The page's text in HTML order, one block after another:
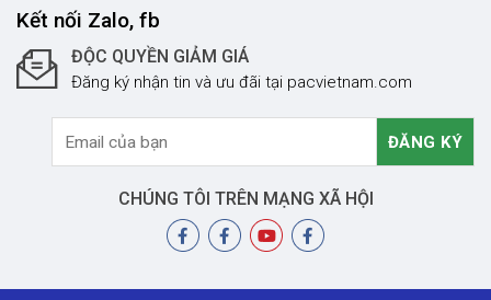
Kết nối Zalo, fb
ĐỘC QUYỀN GIẢM GIÁ
Đăng ký nhận tin và ưu đãi tại pacvietnam.com
CHÚNG TÔI TRÊN MẠNG XÃ HỘI